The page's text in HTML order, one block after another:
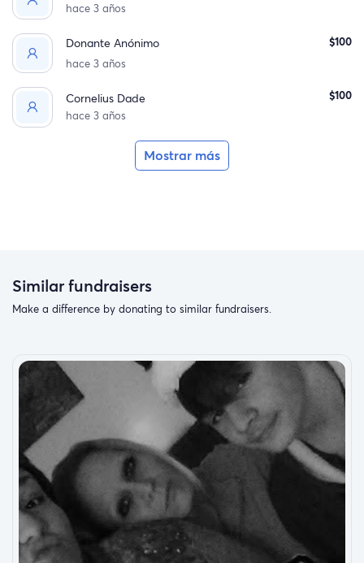
hace 3 años
Donante Anónimo
hace 3 años
$100
Cornelius Dade
hace 3 años
$100
Mostrar más
Similar fundraisers
Make a difference by donating to similar fundraisers.